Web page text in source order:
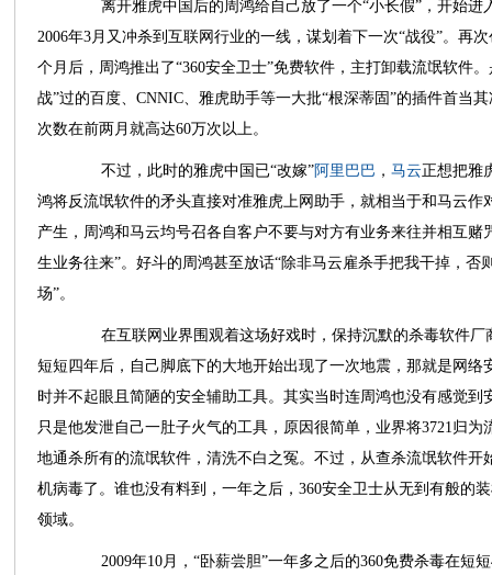
离开雅虎中国后的周鸿给自己放了一个“小长假”，开始进
2006年3月又冲杀到互联网行业的一线，谋划着下一次“战役”。再
个月后，周鸿推出了“360安全卫士”免费软件，主打卸载流氓软件
战”过的百度、CNNIC、雅虎助手等一大批“根深蒂固”的插件首当
次数在前两月就高达60万次以上。
不过，此时的雅虎中国已“改嫁”阿里巴巴 ， 马云正想把雅
鸿将反流氓软件的矛头直接对准雅虎上网助手，就相当于和马云作
产生，周鸿和马云均号召各自客户不要与对方有业务来往并相互
生业务往来”。好斗的周鸿甚至放话“除非马云雇杀手把我干掉，否
场”。
在互联网业界围观着这场好戏时，保持沉默的杀毒软件厂
短短四年后，自己脚底下的大地开始出现了一次地震，那就是网络
时并不起眼且简陋的安全辅助工具。其实当时连周鸿也没有感觉到
只是他发泄自己一肚子火气的工具，原因很简单，业界将3721归
地通杀所有的流氓软件，清洗不白之冤。不过，从查杀流氓软件
机病毒了。谁也没有料到，一年之后，360安全卫士从无到有般的
领域。
2009年10月，“卧薪尝胆”一年多之后的360免费杀毒在短